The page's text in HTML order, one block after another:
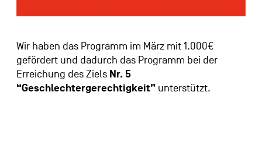
Wir haben das Programm im März mit 1.000€
gefördert und dadurch das Programm bei der
Erreichung des Ziels Nr. 5
“Geschlechtergerechtigkeit” unterstützt.